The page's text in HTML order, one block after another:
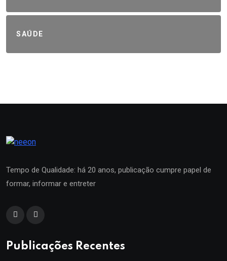
SAÚDE
Tempo de Qualidade: há 20 anos, publicação cumpre papel de
formar, informar e entreter
Publicações Recentes